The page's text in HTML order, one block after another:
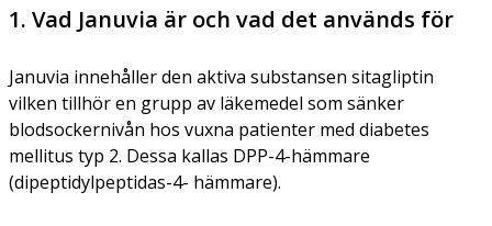
1. Vad Januvia är och vad det används för
Januvia innehåller den aktiva substansen sitagliptin
vilken tillhör en grupp av läkemedel som sänker
blodsockernivån hos vuxna patienter med diabetes
mellitus typ 2. Dessa kallas DPP-4-hämmare
(dipeptidylpeptidas-4- hämmare).